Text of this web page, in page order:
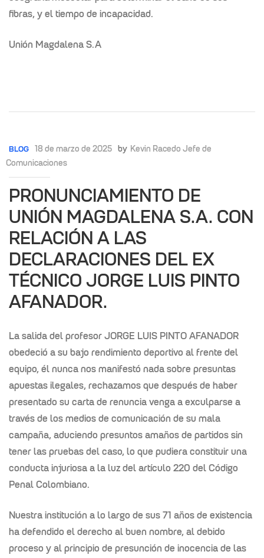
fibras, y el tiempo de incapacidad.
Unión Magdalena S.A
BLOG 18 de marzo de 2025 by Kevin Racedo Jefe de
Comunicaciones
PRONUNCIAMIENTO DE
UNIÓN MAGDALENA S.A. CON
RELACIÓN A LAS
DECLARACIONES DEL EX
TÉCNICO JORGE LUIS PINTO
AFANADOR.
La salida del profesor JORGE LUIS PINTO AFANADOR
obedeció a su bajo rendimiento deportivo al frente del
equipo, él nunca nos manifestó nada sobre presuntas
apuestas ilegales, rechazamos que después de haber
presentado su carta de renuncia venga a exculparse a
través de los medios de comunicación de su mala
campaña, aduciendo presuntos amaños de partidos sin
tener las pruebas del caso, lo que pudiera constituir una
conducta injuriosa a la luz del artículo 220 del Código
Penal Colombiano.
Nuestra institución a lo largo de sus 71 años de existencia
ha defendido el derecho al buen nombre, al debido
proceso y al principio de presunción de inocencia de las